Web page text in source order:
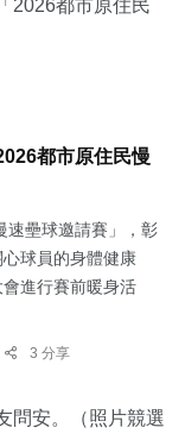
都市原住民慢
速壘球邀請賽」，彰
球員的身體健康
進行賽前暖身活
3 分享